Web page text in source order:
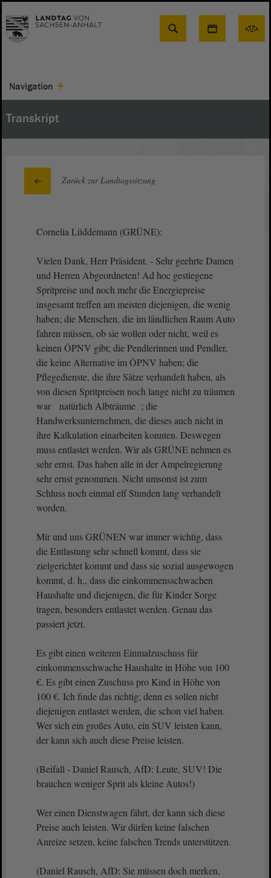
Suche
Navigation
Transkript
Zurück zur Landtagssitzung
Cornelia Lüddemann (GRÜNE):
Vielen Dank, Herr Präsident. - Sehr geehrte Damen
und Herren Abgeordneten! Ad hoc gestiegene
Spritpreise und noch mehr die Energiepreise
insgesamt treffen am meisten diejenigen, die wenig
haben; die Menschen, die im ländlichen Raum Auto
fahren müssen, ob sie wollen oder nicht, weil es
keinen ÖPNV gibt; die Pendlerinnen und Pendler,
die keine Alternative im ÖPNV haben; die
Pflegedienste, die ihre Sätze verhandelt haben, als
von diesen Spritpreisen noch lange nicht zu träumen
war natürlich Albträume ; die
Handwerksunternehmen, die dieses auch nicht in
ihre Kalkulation einarbeiten konnten. Deswegen
muss entlastet werden. Wir als GRÜNE nehmen es
sehr ernst. Das haben alle in der Ampelregierung
sehr ernst genommen. Nicht umsonst ist zum
Schluss noch einmal elf Stunden lang verhandelt
worden.
Mir und uns GRÜNEN war immer wichtig, dass
die Entlastung sehr schnell kommt, dass sie
zielgerichtet kommt und dass sie sozial ausgewogen
kommt, d. h., dass die einkommensschwachen
Haushalte und diejenigen, die für Kinder Sorge
tragen, besonders entlastet werden. Genau das
passiert jetzt.
Es gibt einen weiteren Einmalzuschuss für
einkommensschwache Haushalte in Höhe von 100
€. Es gibt einen Zuschuss pro Kind in Höhe von
100 €. Ich finde das richtig; denn es sollen nicht
diejenigen entlastet werden, die schon viel haben.
Wer sich ein großes Auto, ein SUV leisten kann,
der kann sich auch diese Preise leisten.
(Beifall - Daniel Rausch, AfD: Leute, SUV! Die
brauchen weniger Sprit als kleine Autos!)
Wer einen Dienstwagen fährt, der kann sich diese
Preise auch leisten. Wir dürfen keine falschen
Anreize setzen, keine falschen Trends unterstützen.
(Daniel Rausch, AfD: Sie müssen doch merken,